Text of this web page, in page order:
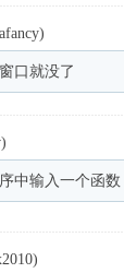
口就没了
中输入一个函